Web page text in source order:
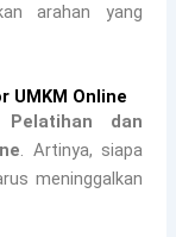
arahan yang
UMKM Online
Pelatihan dan
. Artinya, siapa
meninggalkan